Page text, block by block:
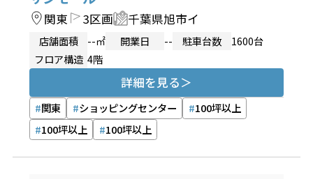
関東 3区画 千葉県旭市イ
店舗面積 --㎡ 開業日 -- 駐車台数
1600台
フロア構造 4階
詳細を見る
関東 ショッピングセンター
100坪以上
100坪以上
100坪以上